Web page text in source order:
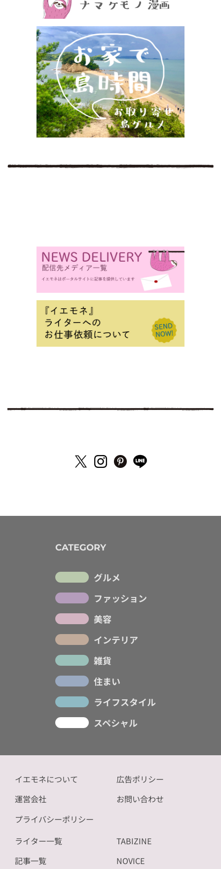
CATEGORY
グルメ
ファッション
美容
インテリア
雑貨
住まい
ライフスタイル
スペシャル
イエモネについて
運営会社
プライバシーポリシー
広告ポリシー
お問い合わせ
ライター一覧
記事一覧
TABIZINE
NOVICE